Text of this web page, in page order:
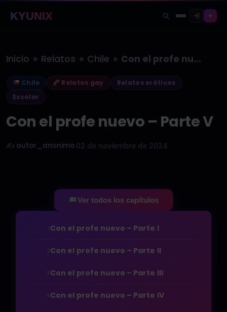
KYUNIX
Inicio » Relatos » Chile » Con el profe nuevo – Parte…
Chile Relatos gay
Relatos eróticos
Escolar
Con el profe nuevo – Parte V
✍️ autor_anonimo 02 de noviembre de 2024
Ver todos los capítulos
Con el profe nuevo – Parte I
Con el profe nuevo – Parte II
Con el profe nuevo – Parte III
Con el profe nuevo – Parte IV